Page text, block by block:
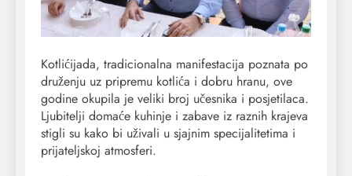
Kotlićijada, tradicionalna manifestacija poznata po
druženju uz pripremu kotlića i dobru hranu, ove
godine okupila je veliki broj učesnika i posjetilaca.
Ljubitelji domaće kuhinje i zabave iz raznih krajeva
stigli su kako bi uživali u sjajnim specijalitetima i
prijateljskoj atmosferi.